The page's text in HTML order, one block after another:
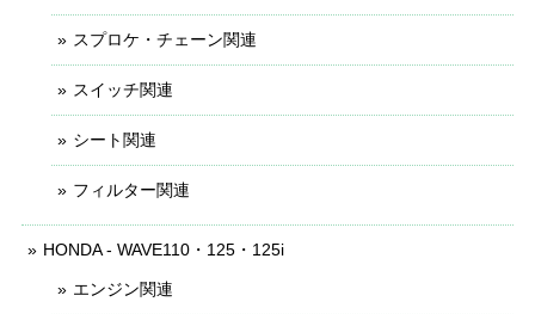
スプロケ・チェーン関連
スイッチ関連
シート関連
フィルター関連
HONDA - WAVE110・125・125i
エンジン関連